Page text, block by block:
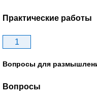
Практические работы
1
Вопросы для
Вопросы